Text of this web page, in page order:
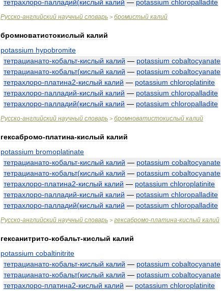
тетрахлоро-палладий(кислый калий — potassium chloropalladite
Русско-английский научный словарь > бромистый калий
бромноватистокислый калий
potassium hypobromite
тетрацианато-кобальт-кислый калий — potassium cobaltocyanate
тетрацианато-кобальт(кислый калий — potassium cobaltocyanate
тетрахлоро-платина2-кислый калий — potassium chloroplatinite
тетрахлоро-палладий-кислый калий — potassium chloropalladite
тетрахлоро-палладий(кислый калий — potassium chloropalladite
Русско-английский научный словарь > бромноватистокислый калий
гексабромо-платина-кислый калий
potassium bromoplatinate
тетрацианато-кобальт-кислый калий — potassium cobaltocyanate
тетрацианато-кобальт(кислый калий — potassium cobaltocyanate
тетрахлоро-платина2-кислый калий — potassium chloroplatinite
тетрахлоро-палладий-кислый калий — potassium chloropalladite
тетрахлоро-палладий(кислый калий — potassium chloropalladite
Русско-английский научный словарь > гексабромо-платина-кислый калий
гексанитрито-кобальт-кислый калий
potassium cobaltinitrite
тетрацианато-кобальт-кислый калий — potassium cobaltocyanate
тетрацианато-кобальт(кислый калий — potassium cobaltocyanate
тетрахлоро-платина2-кислый калий — potassium chloroplatinite